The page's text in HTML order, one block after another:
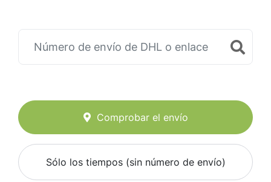
Comprobar el envío
Sólo los tiempos (sin número de envío)